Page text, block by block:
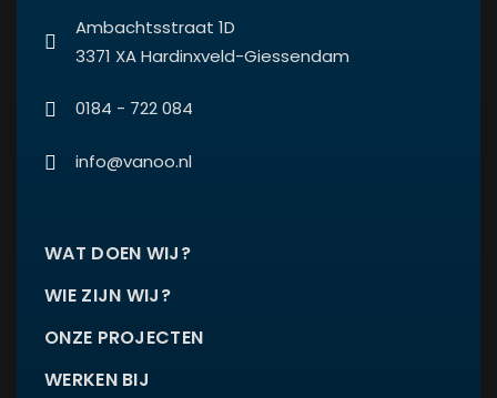
Ambachtsstraat 1D
3371 XA Hardinxveld-Giessendam
0184 - 722 084
info@vanoo.nl
WAT DOEN WIJ?
WIE ZIJN WIJ?
ONZE PROJECTEN
WERKEN BIJ